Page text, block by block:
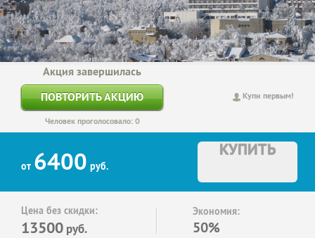
Купи первым!
Акция завершилась
ПОВТОРИТЬ АКЦИЮ
Человек проголосовало: 0
от 6400 руб.
КУПИТЬ
Цена без скидки:
13500 руб.
Экономия:
50%